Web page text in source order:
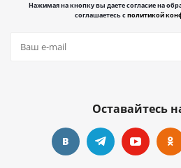
Нажимая на кнопку вы даете согласие на
соглашаетесь сполитикой
Оставайтесь